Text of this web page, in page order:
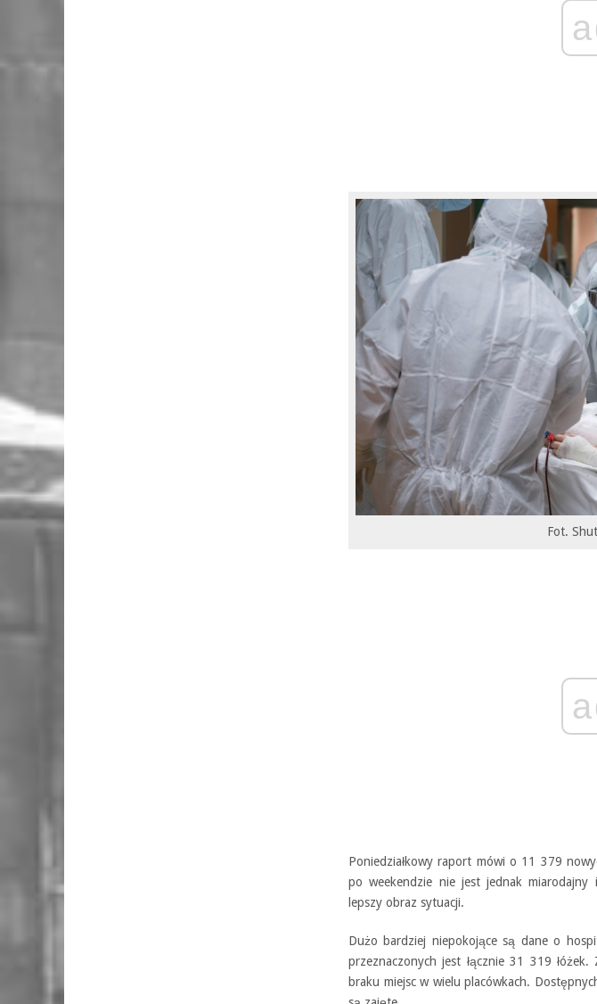
Fot.
Poniedziałkowy raport mówi o 11 379
po weekendzie nie jest jednak
lepszy obraz sytuacji.
Dużo bardziej niepokojące są dane o
przeznaczonych jest łącznie 31 319
braku miejsc w wielu placówkach.